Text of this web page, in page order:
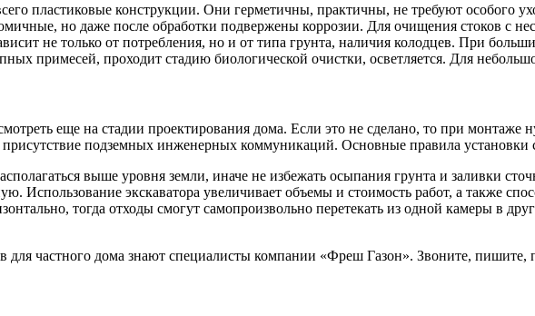
пластиковые конструкции. Они герметичны, практичны, не требуют особого
но даже после обработки подвержены коррозии. Для очищения стоков с
не только от потребления, но и от типа грунта, наличия колодцев. При
примесей, проходит стадию биологической очистки, осветляется. Для
еще на стадии проектирования дома. Если это не сделано, то при монтаже
присутствие подземных инженерных коммуникаций. Основные правила
выше уровня земли, иначе не избежать осыпания грунта и заливки
Использование экскаватора увеличивает объемы и стоимость работ, а также
тогда отходы смогут самопроизвольно перетекать из одной камеры в
для частного дома знают специалисты компании «Фреш Газон». Звоните, пишите,